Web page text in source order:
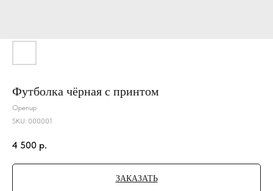
Футболка чёрная с принтом
Openup
SKU: 000001
4 500 р.
ЗАКАЗАТЬ